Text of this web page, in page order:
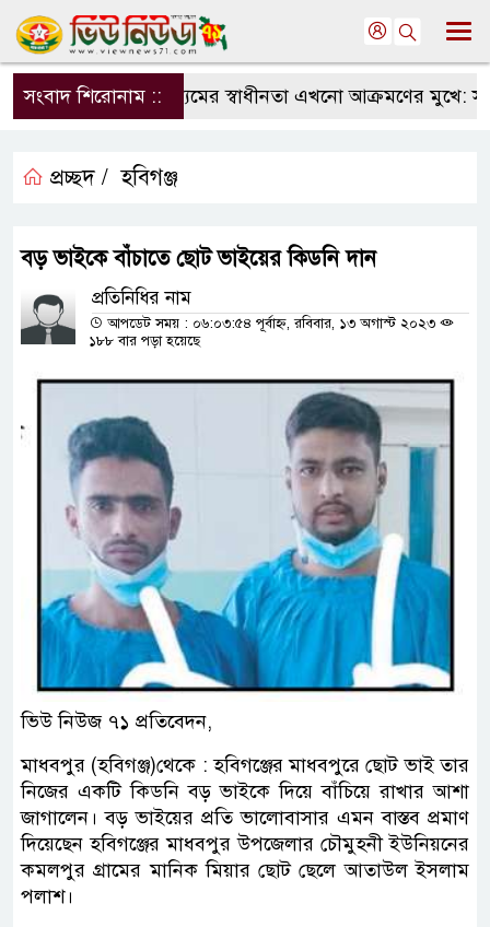
সংবাদ শিরোনাম ::
সংবাদমাধ্যমের স্বাধীনতা এখনো আক্রমণের মুখে:
প্রচ্ছদ / হবিগঞ্জ
বড় ভাইকে বাঁচাতে ছোট ভাইয়ের কিডনি দান
প্রতিনিধির নাম
আপডেট সময় : ০৬:০৩:৫৪ পূর্বাহ্ন, রবিবার, ১৩ অগাস্ট ২০২৩
১৮৮ বার পড়া হয়েছে
ভিউ নিউজ ৭১ প্রতিবেদন,
মাধবপুর (হবিগঞ্জ)থেকে : হবিগঞ্জের মাধবপুরে ছোট ভাই তার
নিজের একটি কিডনি বড় ভাইকে দিয়ে বাঁচিয়ে রাখার আশা
জাগালেন। বড় ভাইয়ের প্রতি ভালোবাসার এমন বাস্তব প্রমাণ
দিয়েছেন হবিগঞ্জের মাধবপুর উপজেলার চৌমুহনী ইউনিয়নের
কমলপুর গ্রামের মানিক মিয়ার ছোট ছেলে আতাউল ইসলাম
পলাশ।